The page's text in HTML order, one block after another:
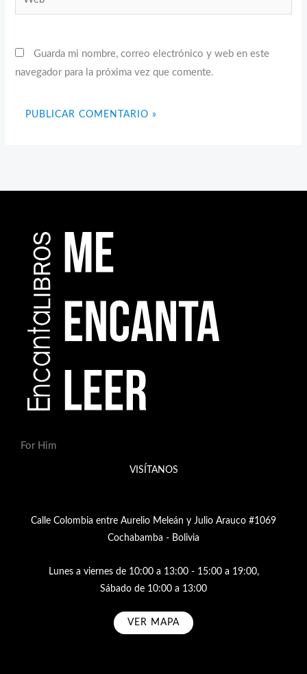
Guarda mi nombre, correo electrónico y web en este
navegador para la próxima vez que comente.
For Him
VISÍTANOS
Calle Colombia entre Aurelio Meleán y Julio Arauco #1069
Cochabamba - Bolivia
Lunes a viernes de 10:00 a 13:00 - 15:00 a 19:00,
Sábado de 10:00 a 13:00
VER MAPA